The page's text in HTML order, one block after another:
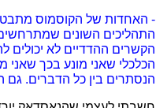
- האחדות של הקוסמוס
התהליכים השונים
הקשרים ההדדיים לא יכולים
הכלכלי שאני מונע בכך
הנסתרים בין כל הדברים. גם